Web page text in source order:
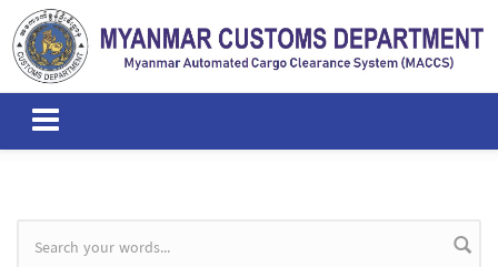
Skip to main content
Search form